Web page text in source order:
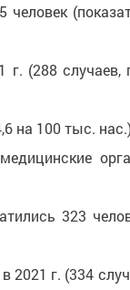
человек
г. (288 случаев,
на 100 тыс.
323
2021 г. (334